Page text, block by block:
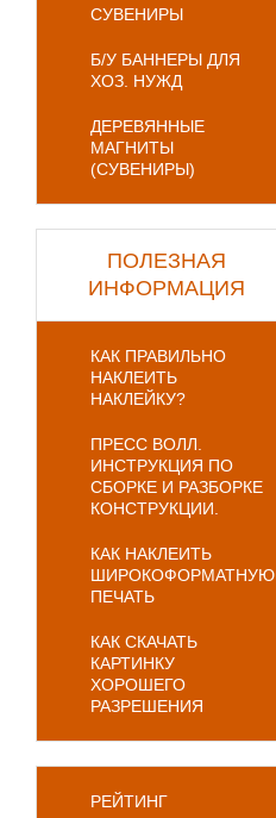
СУВЕНИРЫ
Б/У БАННЕРЫ ДЛЯ
ХОЗ. НУЖД
ДЕРЕВЯННЫЕ
МАГНИТЫ
(СУВЕНИРЫ)
ПОЛЕЗНАЯ
ИНФОРМАЦИЯ
КАК ПРАВИЛЬНО
НАКЛЕИТЬ
НАКЛЕЙКУ?
ПРЕСС ВОЛЛ.
ИНСТРУКЦИЯ ПО
СБОРКЕ И РАЗБОРКЕ
КОНСТРУКЦИИ.
КАК НАКЛЕИТЬ
ШИРОКОФОРМАТНУЮ
ПЕЧАТЬ
КАК СКАЧАТЬ
КАРТИНКУ
ХОРОШЕГО
РАЗРЕШЕНИЯ
РЕЙТИНГ